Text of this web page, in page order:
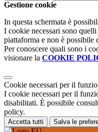
Gestione cookie
In questa schermata è
I cookie necessari sono
piattaforma e non è possibile
Per conoscere quali sono i
visionare la COOKIE
Cookie necessari per il
I cookie necessari per il
disabilitati. È possibile
policy.
Accetta tutti Salva le